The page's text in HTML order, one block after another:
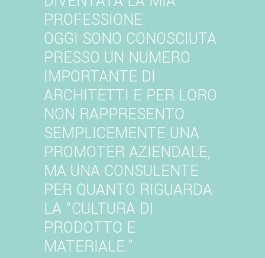
PROFESSIONE.
OGGI SONO CONOSCIUTA
PRESSO UN NUMERO
IMPORTANTE DI
ARCHITETTI E PER LORO
NON RAPPRESENTO
SEMPLICEMENTE UNA
PROMOTER AZIENDALE,
MA UNA CONSULENTE
PER QUANTO RIGUARDA
LA “CULTURA DI
PRODOTTO E
MATERIALE.”